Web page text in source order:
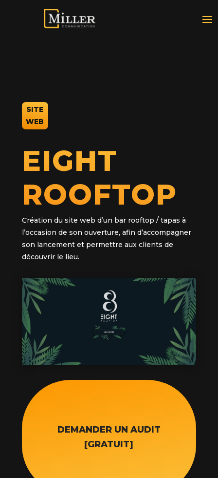
SITE
WEB
EIGHT
ROOFTOP
Création du site web d’un bar rooftop / tapas à
l’occasion de son ouverture, afin d’accompagner
son lancement et permettre aux clients de
découvrir le lieu.
DEMANDER UN AUDIT
[GRATUIT]